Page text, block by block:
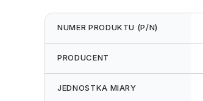
NUMER PRODUKTU (P/N)
PRODUCENT
JEDNOSTKA MIARY